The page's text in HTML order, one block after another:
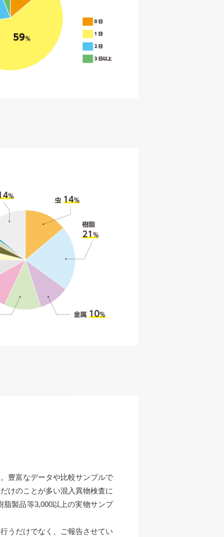
豊富なデータや比較サンプルで
けのことが多い混入異物検査に
製品等3,000以上の実物サンプ
うだけでなく、ご報告させてい